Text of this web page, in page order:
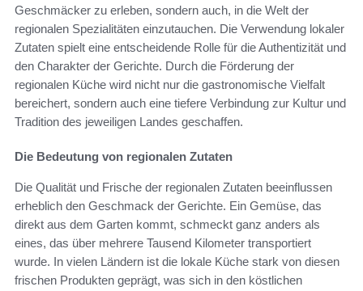
Geschmäcker zu erleben, sondern auch, in die Welt der
regionalen Spezialitäten einzutauchen. Die Verwendung lokaler
Zutaten spielt eine entscheidende Rolle für die Authentizität und
den Charakter der Gerichte. Durch die Förderung der
regionalen Küche wird nicht nur die gastronomische Vielfalt
bereichert, sondern auch eine tiefere Verbindung zur Kultur und
Tradition des jeweiligen Landes geschaffen.
Die Bedeutung von regionalen Zutaten
Die Qualität und Frische der regionalen Zutaten beeinflussen
erheblich den Geschmack der Gerichte. Ein Gemüse, das
direkt aus dem Garten kommt, schmeckt ganz anders als
eines, das über mehrere Tausend Kilometer transportiert
wurde. In vielen Ländern ist die lokale Küche stark von diesen
frischen Produkten geprägt, was sich in den köstlichen